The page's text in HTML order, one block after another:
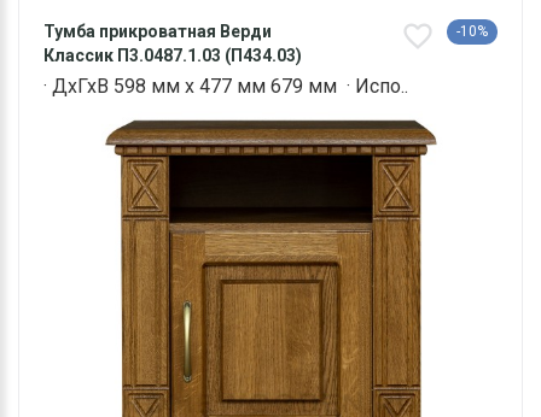
Тумба прикроватная Верди
Классик П3.0487.1.03 (П434.03)
-10%
· ДхГхВ 598 мм х 477 мм 679 мм · Испо..